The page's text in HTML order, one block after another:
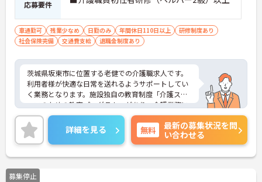
応募要件
車通勤可 残業少なめ 日勤のみ 年間休日110日以上
研修制度あり
社会保険完備
交通費支給 退職金制度あり
茨城県坂東市に位置する老健での介護職求人です。
利用者様が快適な日常を送れるようサポートしてい
く業務となります。施設独自の教育制度「介護スタ
ッフのための教育プログラム」があり、介護業務に
必要な医学・看護・リハビリテーションの実践的知
識を学ぶことで医療者の視点を持つ介護のプロフェ
ッショナルを育てます。手当も充実しており、日頃
の頑張りもしっかり評価してもらえます。ご興味あ
る方には、面接対策ポイントなど、さらに詳細をお
話しいたしますのでお気軽にご相談ください。
詳細を見る 無料
最新の募集状況を問
い合わせる
募集停止